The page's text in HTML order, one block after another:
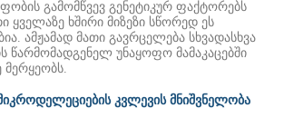
გამომწვევ გენეტიკურ ფაქტორებს
ყველაზე ხშირი მიზეზი სწორედ ეს
ამჟამად მათი გავრცელება სხვადასხვა
წარმომადგენელ უნაყოფო მამაკაცებში
მერყეობს.
კვლევის მნიშვნელობა